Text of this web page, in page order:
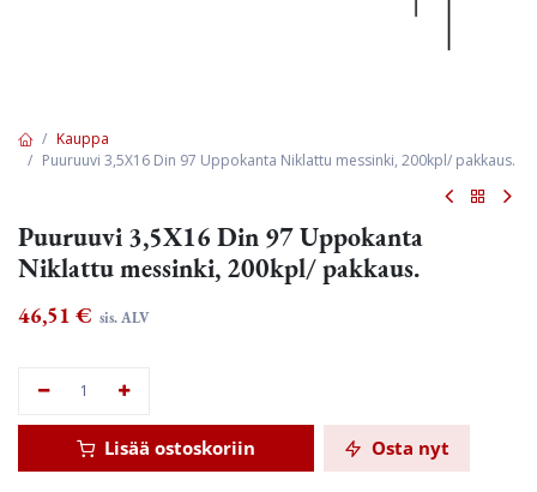
Kauppa
Puuruuvi 3,5X16 Din 97 Uppokanta Niklattu messinki, 200kpl/ pakkaus.
Puuruuvi 3,5X16 Din 97 Uppokanta
Niklattu messinki, 200kpl/ pakkaus.
46,51 € sis. ALV
Lisää ostoskoriin Osta nyt